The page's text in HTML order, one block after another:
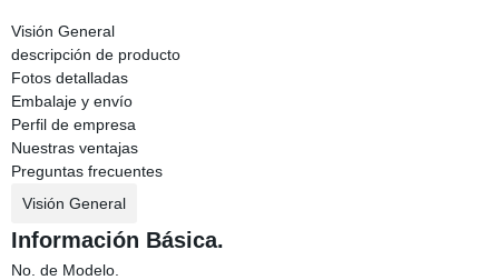
Visión General
descripción de producto
Fotos detalladas
Embalaje y envío
Perfil de empresa
Nuestras ventajas
Preguntas frecuentes
Visión General
Información Básica.
No. de Modelo.